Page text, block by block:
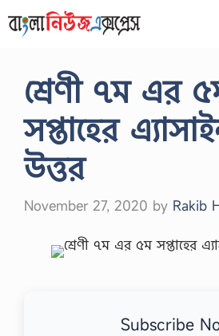
to
শ্রেণী ৭ম এর
সপ্তাহের
উত্তর
November 27, 2020 by Rakib
Subscribe